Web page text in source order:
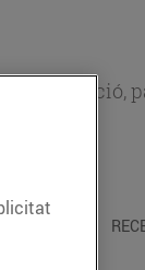
alimentació,